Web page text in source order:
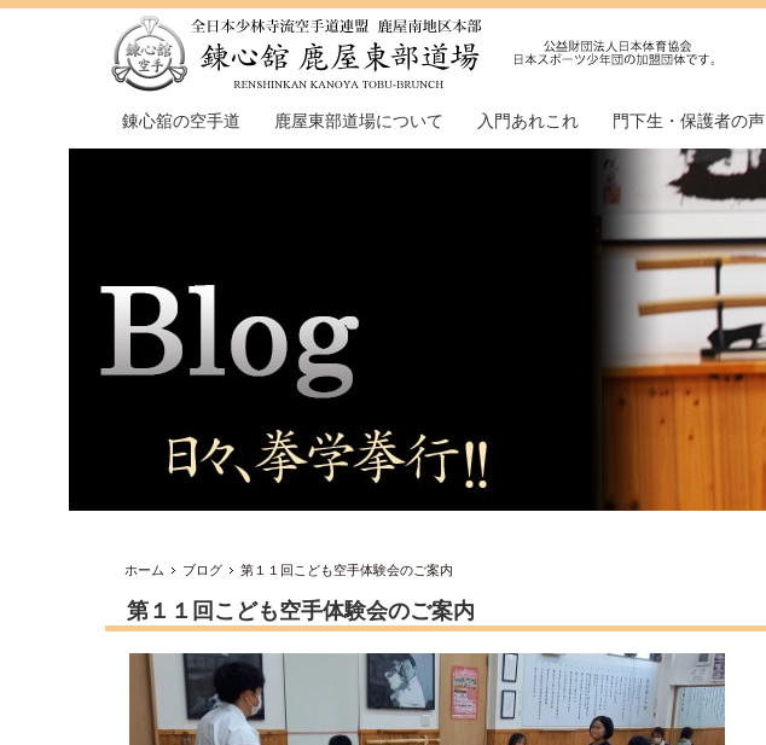
錬心舘の空手道 鹿屋東部道場について 入門あれこれ 門下生・保護者の声
ホーム ブログ 第１１回こども空手体験会のご案内
第１１回こども空手体験会のご案内